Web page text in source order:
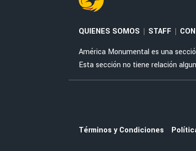
QUIENES SOMOS | STAFF |
América Monumental es una
Esta sección no tiene relación
Términos y Condiciones